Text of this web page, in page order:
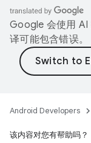
Google 会使用 AI
译可能包含错误。
Android Developers
该内容对您有帮助吗？